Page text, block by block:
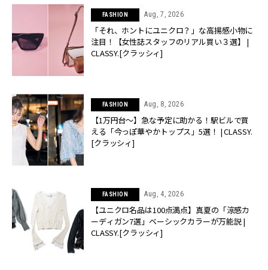
FASHION Aug, 7, 2026
「それ、ホントにユニクロ？」な高揚感小物に
注目！【女性誌スタッフのリアル買い３選】 |
CLASSY.[クラッシィ]
FASHION Aug, 8, 2026
【1万円台〜】急な予定に助かる！駅ビルで買
える「今っぽ華やかトップス」5選！ | CLASSY.
[クラッシィ]
FASHION Aug, 4, 2026
【ユニクロ名品は100点満点】真夏の「涼感カ
ーディガン7選」ベーシックカラーが万能説 |
CLASSY.[クラッシィ]